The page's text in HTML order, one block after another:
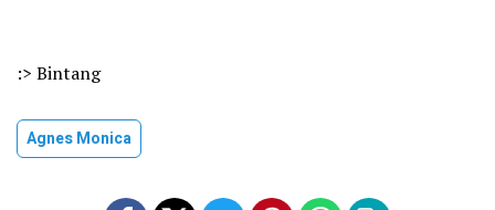
:> Bintang
Agnes Monica